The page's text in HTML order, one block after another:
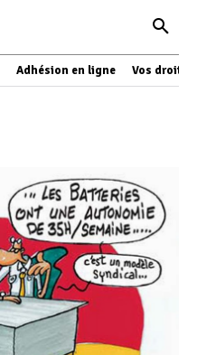
Adhésion en ligne Vos droits